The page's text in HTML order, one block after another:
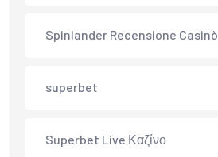
Spinlander Recensione Casinò
superbet
Superbet Live Καζίνο